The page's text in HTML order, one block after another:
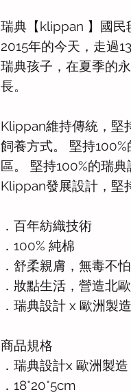
瑞典【klippan 】國民
2015年的今天，走過
瑞典孩子，在夏季的
長。
Klippan維持傳統，堅
飼養方式。 堅持
區。 堅持100%的瑞典
Klippan發展設計，堅
．百年紡織技術
．100% 純棉
．舒柔親膚，無毒不
．妝點生活，營造北
．瑞典設計 x 歐洲製造
商品規格
．瑞典設計x 歐洲製造
．18*20*5cm